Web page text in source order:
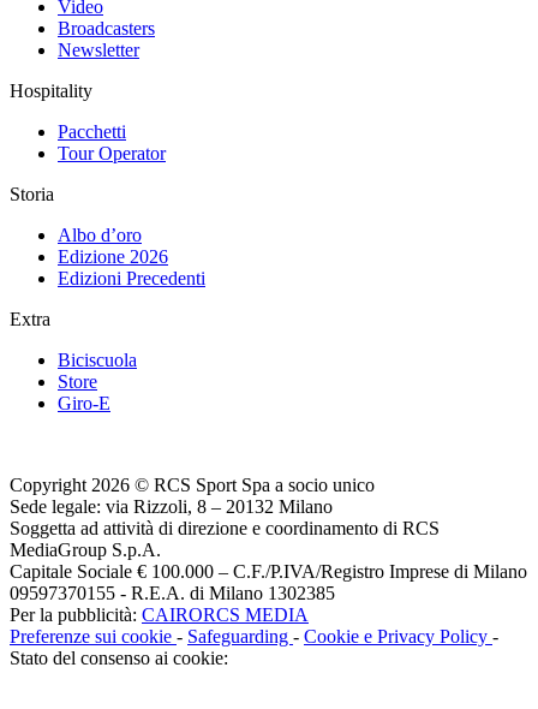
Video
Broadcasters
Newsletter
Hospitality
Pacchetti
Tour Operator
Storia
Albo d’oro
Edizione 2026
Edizioni Precedenti
Extra
Biciscuola
Store
Giro-E
Copyright 2026 © RCS Sport Spa a socio unico
Sede legale: via Rizzoli, 8 – 20132 Milano
Soggetta ad attività di direzione e coordinamento di RCS
MediaGroup S.p.A.
Capitale Sociale € 100.000 – C.F./P.IVA/Registro Imprese di Milano
09597370155 - R.E.A. di Milano 1302385
Per la pubblicità: CAIRORCS MEDIA
Preferenze sui cookie - Safeguarding - Cookie e Privacy Policy -
Stato del consenso ai cookie: